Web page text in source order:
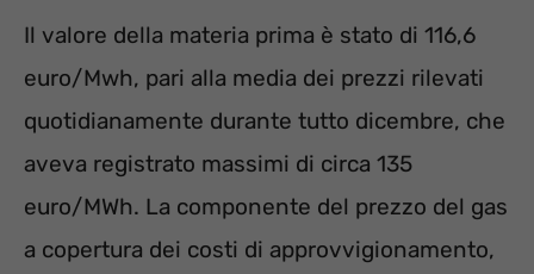
Il valore della materia prima è stato di 116,6
euro/Mwh, pari alla media dei prezzi rilevati
quotidianamente durante tutto dicembre, che
aveva registrato massimi di circa 135
euro/MWh. La componente del prezzo del gas
a copertura dei costi di approvvigionamento,